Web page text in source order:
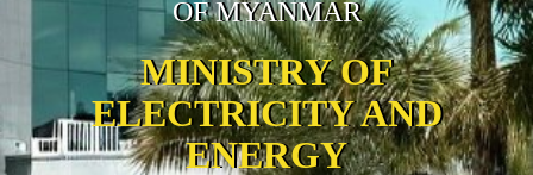
OF MYANMAR
MINISTRY OF
ELECTRICITY AND
ENERGY